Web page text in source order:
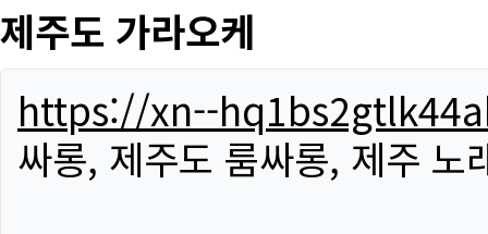
제주도 가라오케
https://xn--
싸롱, 제주도 룸싸롱, 제주 노